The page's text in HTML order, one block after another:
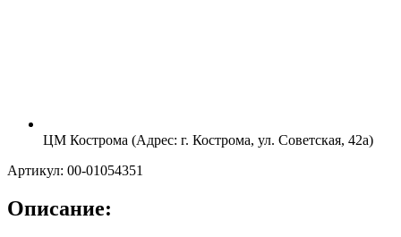
ЦМ Кострома (Адрес: г. Кострома, ул. Советская, 42а)
Артикул: 00-01054351
Описание: